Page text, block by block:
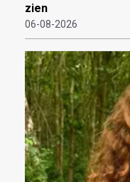
zien
06-08-2026